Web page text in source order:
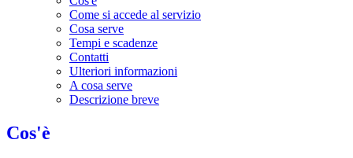
Come si accede al servizio
Cosa serve
Tempi e scadenze
Contatti
Ulteriori informazioni
A cosa serve
Descrizione breve
Cos'è